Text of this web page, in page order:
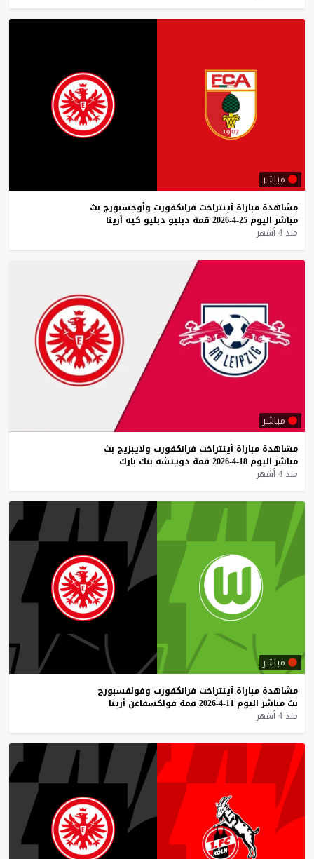
مباشر
مشاهدة مباراة آينتراخت فرانكفورت وأوجسبورج بث
مباشر اليوم 25-4-2026 قمة دبليو دبليو كيه أرينا
منذ 4 أشهر
مباشر
مشاهدة مباراة آينتراخت فرانكفورت ولايبزيج بث
مباشر اليوم 18-4-2026 قمة دويتشه بنك بارك
منذ 4 أشهر
مباشر
مشاهدة مباراة آينتراخت فرانكفورت وفولفسبورج
بث مباشر اليوم 11-4-2026 قمة فولكسفاغن أرينا
منذ 4 أشهر